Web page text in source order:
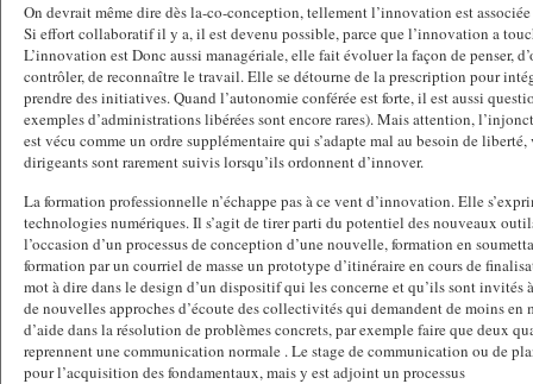
On devrait même dire dès la-co-conception, tellement l’innovation est
Si effort collaboratif il y a, il est devenu possible, parce que l’innovation a
L’innovation est Donc aussi managériale, elle fait évoluer la façon de penser,
contrôler, de reconnaître le travail. Elle se détourne de la prescription pour
prendre des initiatives. Quand l’autonomie conférée est forte, il est aussi
exemples d’administrations libérées sont encore rares). Mais attention,
est vécu comme un ordre supplémentaire qui s’adapte mal au besoin de
dirigeants sont rarement suivis lorsqu’ils ordonnent d’innover.
La formation professionnelle n’échappe pas à ce vent d’innovation. Elle
technologies numériques. Il s’agit de tirer parti du potentiel des nouveaux
l’occasion d’un processus de conception d’une nouvelle, formation en
formation par un courriel de masse un prototype d’itinéraire en cours de
mot à dire dans le design d’un dispositif qui les concerne et qu’ils sont invités
de nouvelles approches d’écoute des collectivités qui demandent de moins en
d’aide dans la résolution de problèmes concrets, par exemple faire que deux
reprennent une communication normale . Le stage de communication ou de
pour l’acquisition des fondamentaux, mais y est adjoint un processus